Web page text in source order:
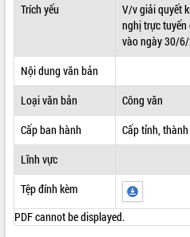
VĂN BẢN HĐND TỈNH
QUY HOẠCH - KẾ HOẠCH
Trích yếu
V/v giải quyết
nghị trực tuyến
vào ngày 30/
Nội dung văn bản
Loại văn bản
Công văn
Cấp ban hành
Cấp tỉnh,
Lĩnh vực
Tệp đính kèm
PDF cannot be displayed.